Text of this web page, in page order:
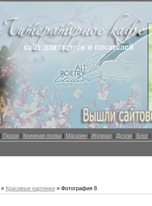
| Проза| Книжная полка| Магазин| Журнал| Дуэли| Блог|
» Красивые картинки » Фотография 8